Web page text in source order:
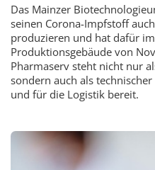
Das Mainzer
seinen Corona-Impfstoff
produzieren und hat dafür
Produktionsgebäude von
Pharmaserv steht nicht nur
sondern auch als
und für die Logistik bereit.